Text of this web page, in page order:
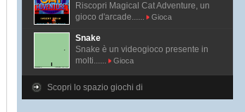
Riscopri Magical Cat Adventure, un
gioco d'arcade......
Gioca
Snake
Snake è un videogioco presente in
molti......
Gioca
Scopri lo spazio giochi di